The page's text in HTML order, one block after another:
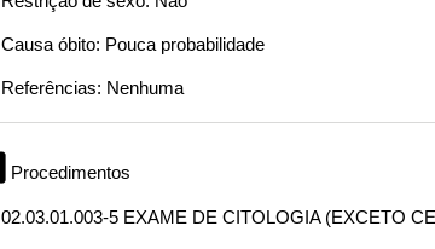
Causa óbito: Pouca probabilidade
Referências: Nenhuma
Procedimentos
02.03.01.003-5 EXAME DE CITOLOGIA (EXCETO